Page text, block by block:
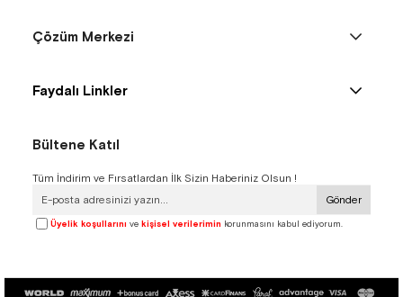
Çözüm Merkezi
Faydalı Linkler
Bültene Katıl
Tüm İndirim ve Fırsatlardan İlk Sizin Haberiniz Olsun !
Gönder
Üyelik koşullarını ve kişisel verilerimin korunmasını kabul ediyorum.